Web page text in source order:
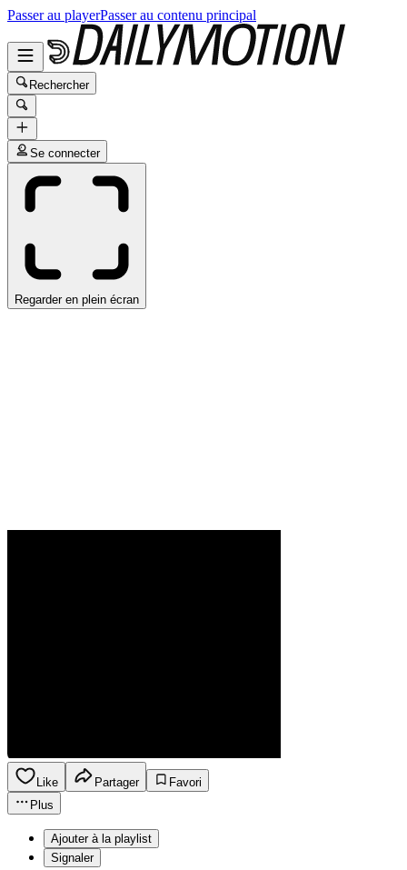
Passer au playerPasser au contenu principal
Rechercher
Se connecter
Regarder en plein écran
Like Partager
Favori
Plus
Ajouter à la playlist
Signaler